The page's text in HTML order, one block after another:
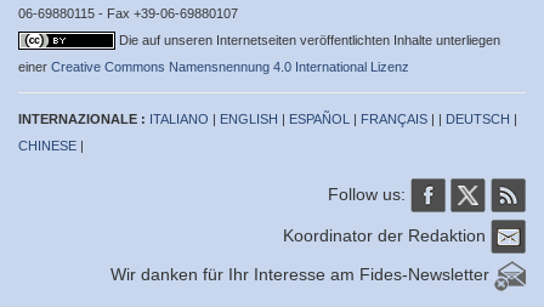
06-69880115 - Fax +39-06-69880107
Die auf unseren Internetseiten veröffentlichten Inhalte unterliegen
einer Creative Commons Namensnennung 4.0 International Lizenz
INTERNAZIONALE : ITALIANO | ENGLISH | ESPAÑOL | FRANÇAIS | | DEUTSCH |
CHINESE |
Follow us:
Koordinator der Redaktion
Wir danken für Ihr Interesse am Fides-Newsletter